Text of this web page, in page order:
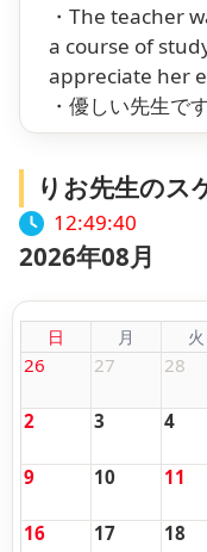
・The teacher
a course of
appreciate her
・優しい先生です
りお先生のス
12:49:41
2026年08月
日 月 火
26 27 28
2 3 4
9 10 11
16 17 18